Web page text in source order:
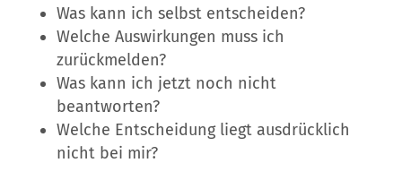
Was kann ich selbst entscheiden?
Welche Auswirkungen muss ich
zurückmelden?
Was kann ich jetzt noch nicht
beantworten?
Welche Entscheidung liegt ausdrücklich
nicht bei mir?